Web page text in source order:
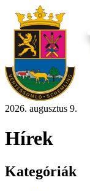
2026. augusztus 9.
Hírek
Kategóriák